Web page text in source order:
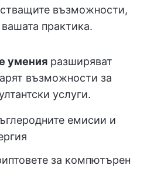
възможности,
практика.
умения разширяват
възможности за
услуги.
емисии и
за компютърен